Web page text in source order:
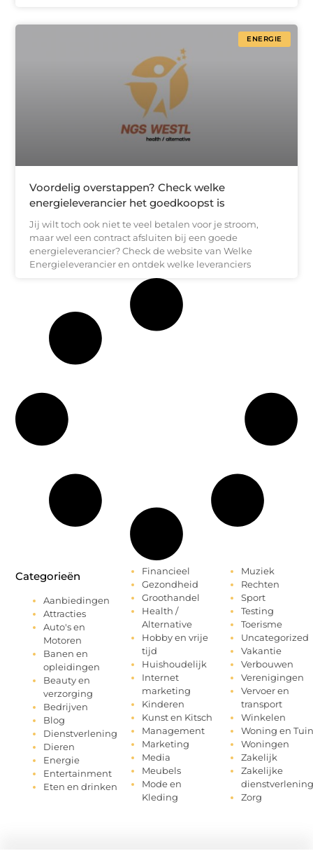
ENERGIE
Voordelig overstappen? Check welke
energieleverancier het goedkoopst is
Jij wilt toch ook niet te veel betalen voor je stroom,
maar wel een contract afsluiten bij een goede
energieleverancier? Check de website van Welke
Energieleverancier en ontdek welke leveranciers
Categorieën
Aanbiedingen
Attracties
Auto's en
Motoren
Banen en
opleidingen
Beauty en
verzorging
Bedrijven
Blog
Dienstverlening
Dieren
Energie
Entertainment
Eten en drinken
Financieel
Gezondheid
Groothandel
Health /
Alternative
Hobby en vrije
tijd
Huishoudelijk
Internet
marketing
Kinderen
Kunst en Kitsch
Management
Marketing
Media
Meubels
Mode en
Kleding
Muziek
Rechten
Sport
Testing
Toerisme
Uncategorized
Vakantie
Verbouwen
Verenigingen
Vervoer en
transport
Winkelen
Woning en Tuin
Woningen
Zakelijk
Zakelijke
dienstverlening
Zorg